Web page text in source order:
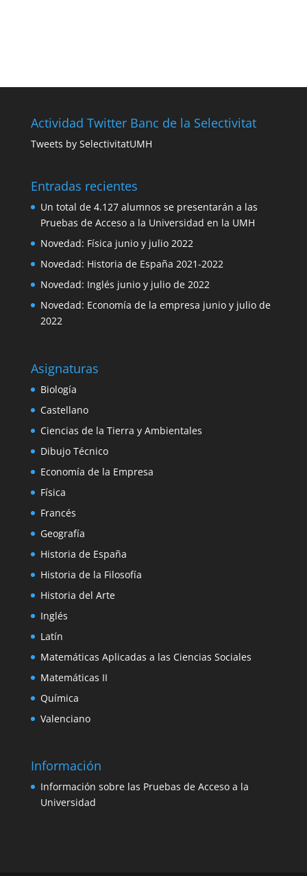
Actividad Twitter Banc de la Selectivitat
Tweets by SelectivitatUMH
Entradas recientes
Un total de 4.127 alumnos se presentarán a las
Pruebas de Acceso a la Universidad en la UMH
Novedad: Física junio y julio 2022
Novedad: Historia de España 2021-2022
Novedad: Inglés junio y julio de 2022
Novedad: Economía de la empresa junio y julio de
2022
Asignaturas
Biología
Castellano
Ciencias de la Tierra y Ambientales
Dibujo Técnico
Economía de la Empresa
Física
Francés
Geografía
Historia de España
Historia de la Filosofía
Historia del Arte
Inglés
Latín
Matemáticas Aplicadas a las Ciencias Sociales
Matemáticas II
Química
Valenciano
Información
Información sobre las Pruebas de Acceso a la
Universidad